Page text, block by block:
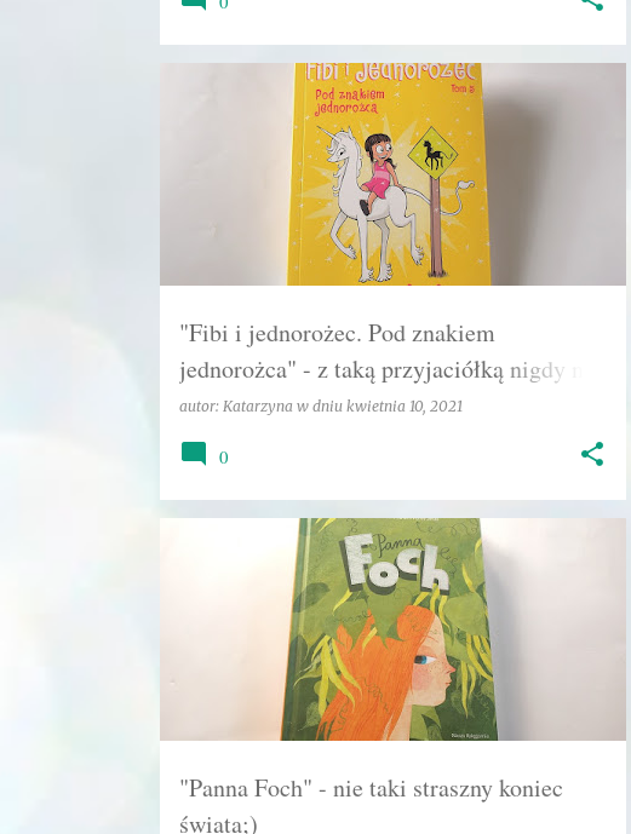
"Fibi i jednorożec. Pod znakiem
jednorożca" - z taką przyjaciółką nigdy nie
jest nudno!
autor: Katarzyna w dniu kwietnia 10, 2021
HARPER KIDS HUMOR
0
"Panna Foch" - nie taki straszny koniec
świata;)
FASCYNACJA KATARZYNA